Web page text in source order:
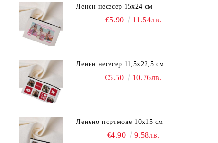
Ленен несесер 15х24 см
€5.90 11.54лв.
Ленен несесер 11,5х22,5 см
€5.50 10.76лв.
Ленено портмоне 10х15 см
€4.90 9.58лв.